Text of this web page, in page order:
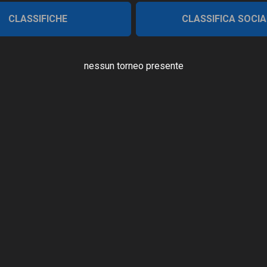
CLASSIFICHE CLASSIFICA
nessun torneo presente